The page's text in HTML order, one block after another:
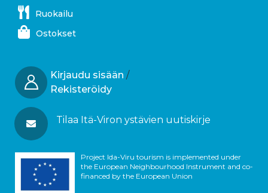
Ruokailu
Ostokset
Kirjaudu sisään /
Rekisteröidy
Tilaa Itä-Viron ystävien uutiskirje
Project Ida-Viru tourism is implemented under
the European Neighbourhood Instrument and co-
financed by the European Union